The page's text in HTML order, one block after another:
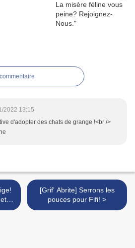
2022 13:15
d'adopter des chats de grange !<br />
[Grif' Abrite] Serrons les
pouces pour Fifi! >